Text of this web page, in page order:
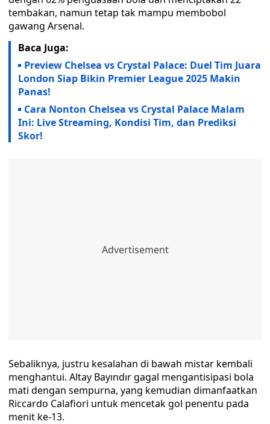
tembakan, namun tetap tak mampu membobol
gawang Arsenal.
Baca Juga:
Preview Chelsea vs Crystal Palace: Duel Tim Juara
London Siap Bikin Premier League 2025 Makin
Panas!
Cara Nonton Chelsea vs Crystal Palace Malam
Ini: Live Streaming, Kondisi Tim, dan Prediksi
Skor!
Sebaliknya, justru kesalahan di bawah mistar kembali
menghantui. Altay Bayındır gagal mengantisipasi bola
mati dengan sempurna, yang kemudian dimanfaatkan
Riccardo Calafiori untuk mencetak gol penentu pada
menit ke-13.